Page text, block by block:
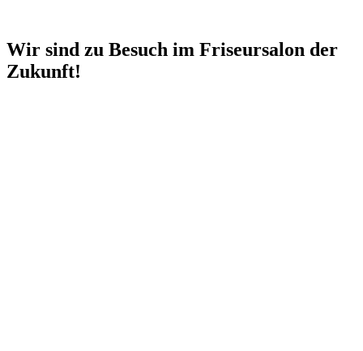
Wir sind zu Besuch im Friseursalon der
Zukunft!